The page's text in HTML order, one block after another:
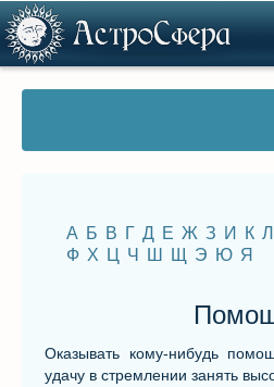
А Б В Г Д Е Ж З И К Л
Ф Х Ц Ч Ш Щ Э Ю Я
Оказывать кому-нибудь
удачу в стремлении занять